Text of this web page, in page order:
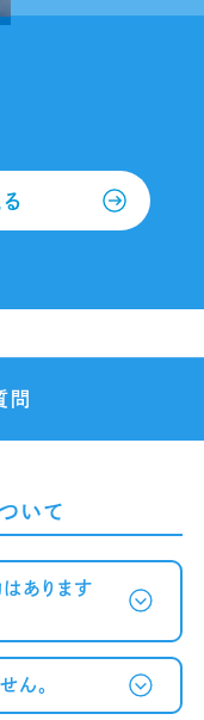
問
いて
あります
ん。